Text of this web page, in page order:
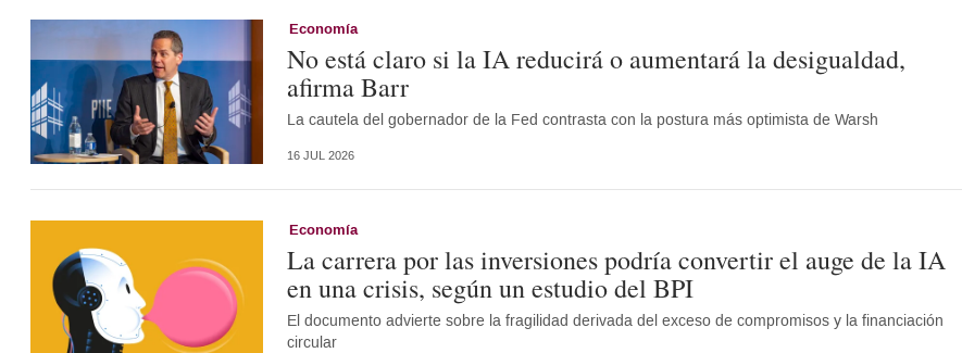
Economía
No está claro si la IA reducirá o aumentará la desigualdad,
afirma Barr
La cautela del gobernador de la Fed contrasta con la postura más optimista de Warsh
16 JUL 2026
Economía
La carrera por las inversiones podría convertir el auge de la IA
en una crisis, según un estudio del BPI
El documento advierte sobre la fragilidad derivada del exceso de compromisos y la financiación
circular